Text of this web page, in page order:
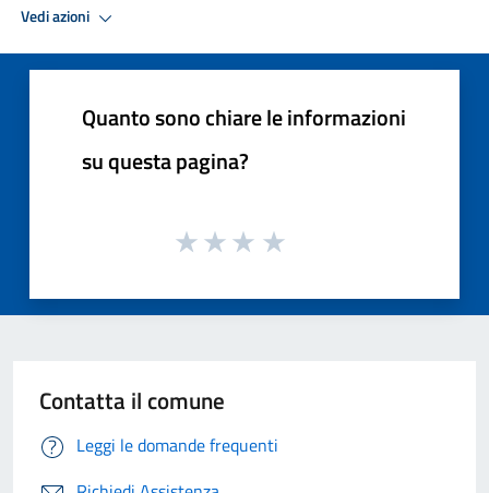
Vedi azioni
Quanto sono chiare le informazioni
su questa pagina?
Contatta il comune
Leggi le domande frequenti